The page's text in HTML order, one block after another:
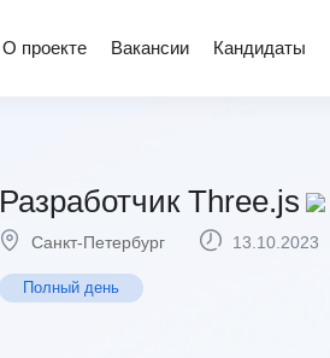
О проекте Вакансии Кандидаты
Разработчик Three.js
Санкт-Петербург 13.10.2023
Полный день